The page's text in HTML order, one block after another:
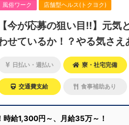
風俗ワーク 店舗型ヘルス(トクヨク)
【今が応募の狙い目‼】元気
せているか！？やる気さえ
験の有無は関係なし！
日払い・週払い 寮・社宅完備
交通費支給 食事補助あり
給1,300円～、月給35万～！